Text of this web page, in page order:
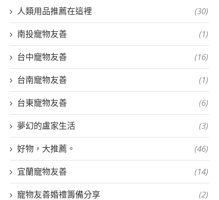
人類用品推薦在這裡 (30)
南投寵物友善 (1)
台中寵物友善 (16)
台南寵物友善 (1)
台東寵物友善 (6)
夢幻的盧家生活 (3)
好物，大推薦。 (46)
宜蘭寵物友善 (14)
寵物友善婚禮籌備分享 (2)